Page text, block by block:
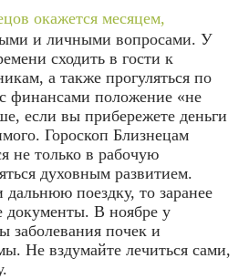
окажется месяцем,
и личными вопросами. У
сходить в гости к
а также прогуляться по
финансами положение «не
если вы прибережете деньги
Гороскоп Близнецам
не только в рабочую
духовным развитием.
дальнюю поездку, то заранее
документы. В ноябре у
заболевания почек и
Не вздумайте лечиться сами,